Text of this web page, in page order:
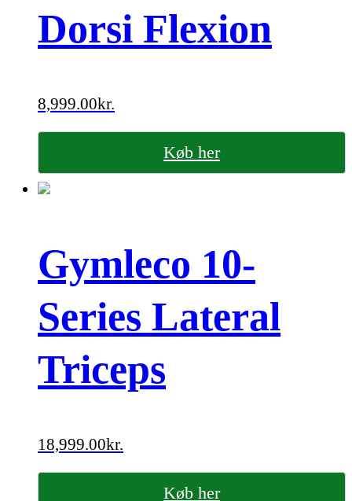
Dorsi Flexion
8,999.00kr.
Køb her
Gymleco 10-
Series Lateral
Triceps
18,999.00kr.
Køb her